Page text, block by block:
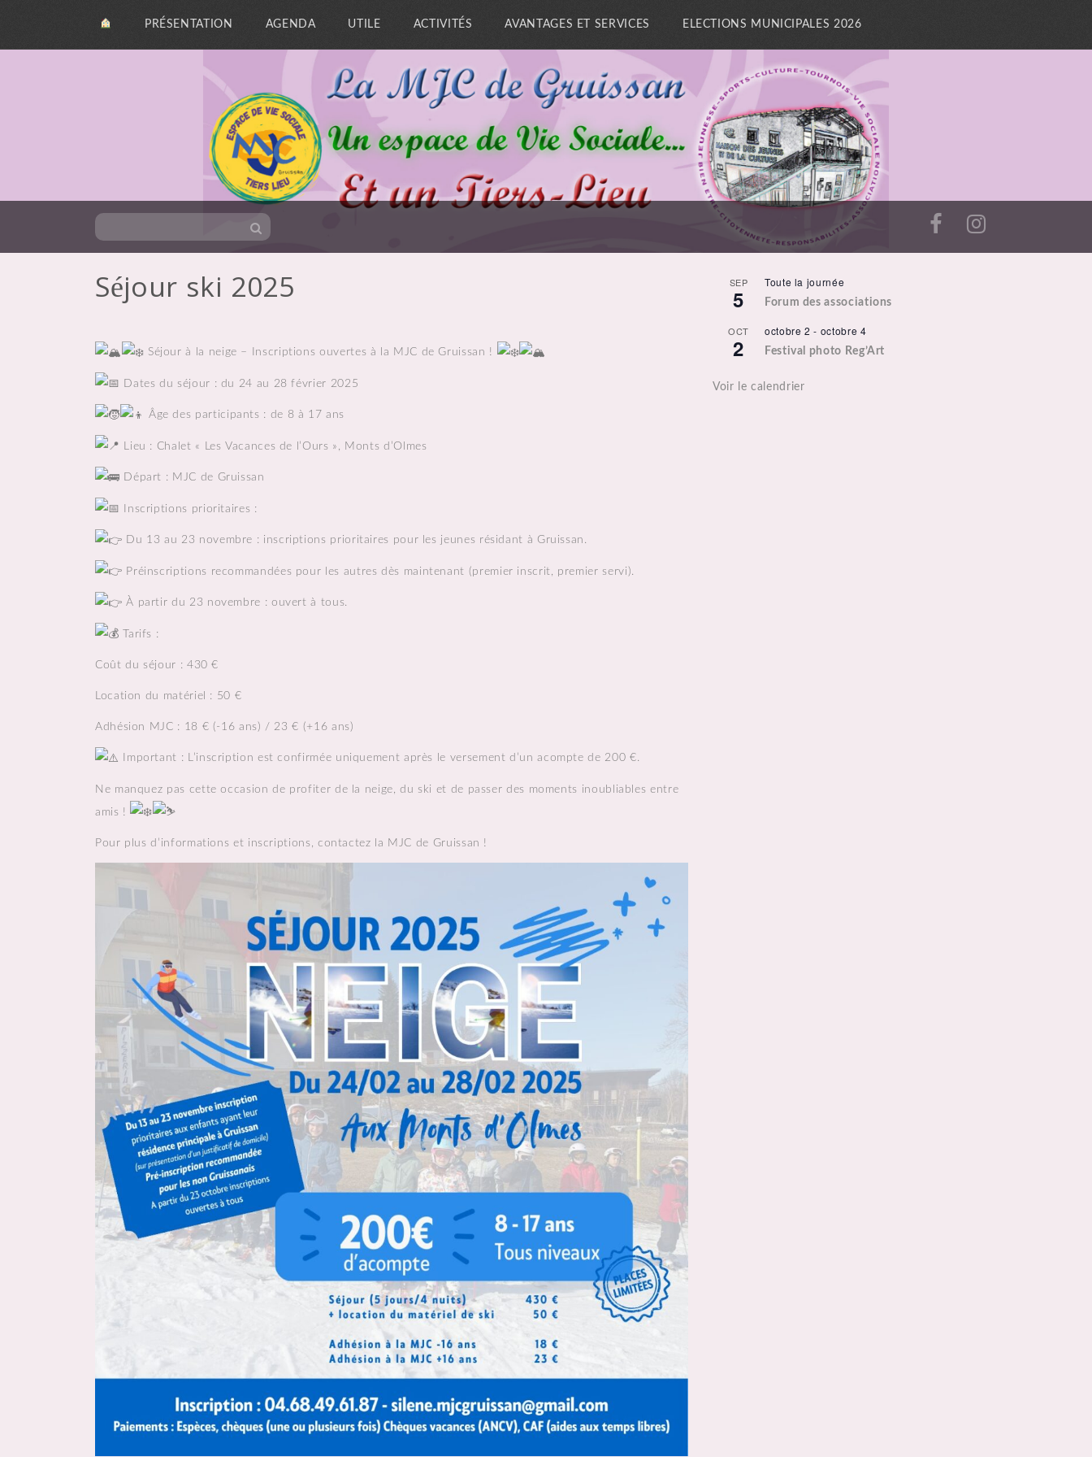
PRÉSENTATION AGENDA UTILE ACTIVITÉS AVANTAGES ET SERVICES ELECTIONS MUNICIPALES 2026
Séjour ski 2025
Séjour à la neige – Inscriptions ouvertes à la MJC de Gruissan !
Dates du séjour : du 24 au 28 février 2025
Âge des participants : de 8 à 17ans
Lieu : Chalet « Les Vacances de l’Ours », Monts d’Olmes
Départ : MJC de Gruissan
Inscriptions prioritaires :
Du 13 au 23 novembre : inscriptions prioritaires pour les jeunes résidant à Gruissan.
Préinscriptions recommandées pour les autres dès maintenant (premier inscrit, premier servi).
À partir du 23 novembre : ouvert à tous.
Tarifs :
Coût du séjour : 430 €
Location du matériel : 50 €
Adhésion MJC : 18 € (-16 ans) / 23 € (+16 ans)
Important : L’inscription est confirmée uniquement après le versement d’un acompte de 200 €.
Ne manquez pas cette occasion de profiter de la neige, du ski et de passer des moments inoubliables entre
amis !
Pour plus d’informations et inscriptions, contactez la MJC de Gruissan !
SEP
5
Toute la journée
Forum des associations
OCT
2
octobre 2 - octobre 4
Festival photo Reg’Art
Voir le calendrier